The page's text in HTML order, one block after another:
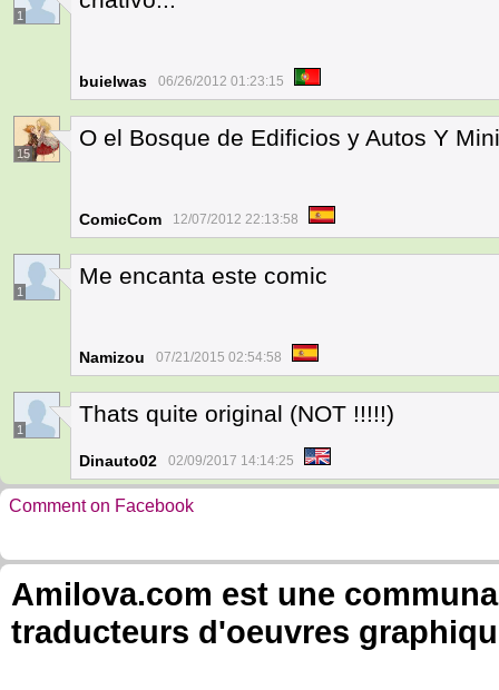
1
buielwas 06/26/2012 01:23:15
15
O el Bosque de Edificios y Autos Y
ComicCom 12/07/2012 22:13:58
1
Me encanta este comic
Namizou 07/21/2015 02:54:58
1
Thats quite original (NOT !!!!!)
Dinauto02 02/09/2017 14:14:25
Comment on Facebook
Amilova.com est une
traducteurs d'oeuvres